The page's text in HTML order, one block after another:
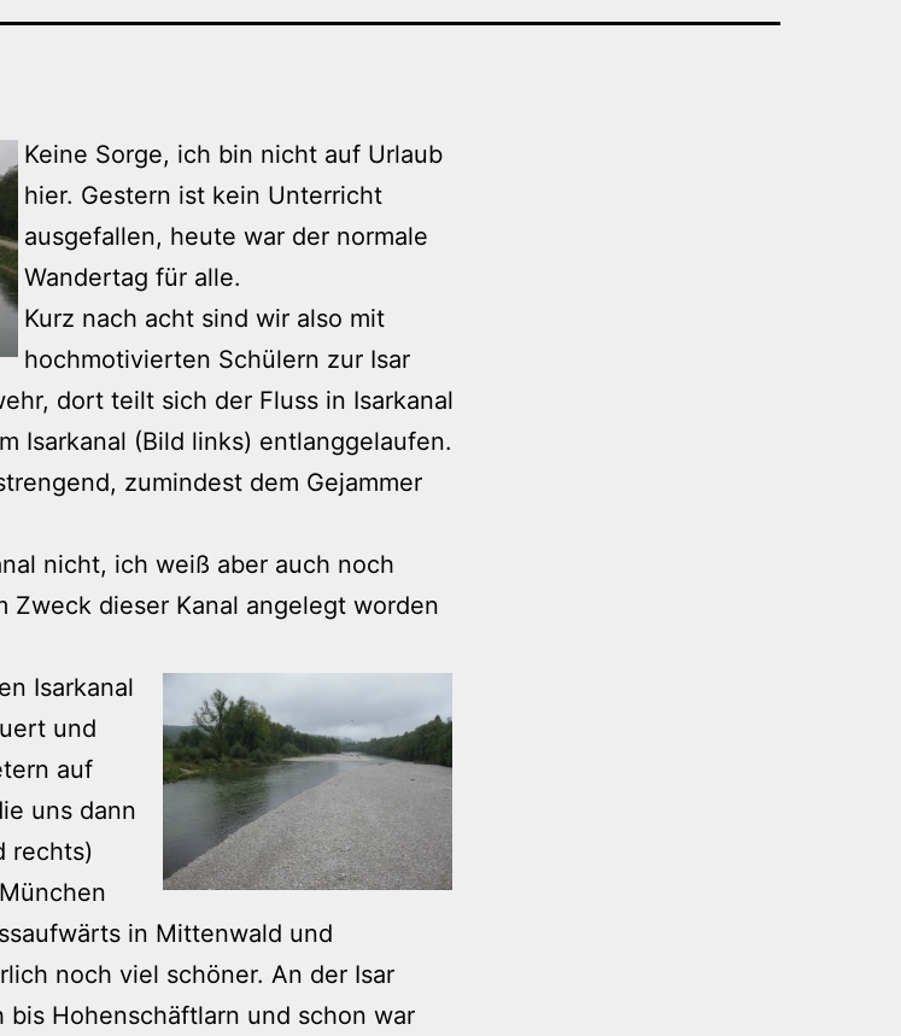
Keine Sorge, ich bin nicht auf Urlaub
hier. Gestern ist kein Unterricht
ausgefallen, heute war der normale
Wandertag für alle.
Kurz nach acht sind wir also mit
hochmotivierten Schülern zur Isar
dort teilt sich der Fluss in Isarkanal
Isarkanal (Bild links) entlanggelaufen.
zumindest dem Gejammer
nicht, ich weiß aber auch noch
Zweck dieser Kanal angelegt worden
Isarkanal
und
auf
uns dann
rechts)
in Mittenwald und
noch viel schöner. An der Isar
bis Hohenschäftlarn und schon war